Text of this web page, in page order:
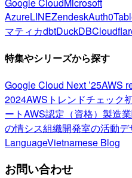
AzureLINEZendeskAuth0
マティカdbtDuckDB
特集やシリーズから探す
Google Cloud Next ’25AWS
2024AWSトレンドチェック
ートAWS認定（資格） 製造
の情シス組織開発室の活動デ
LanguageVietnamese Blog
お問い合わせ